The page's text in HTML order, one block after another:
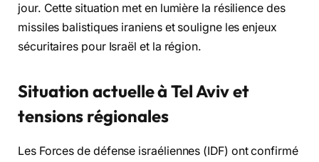
jour. Cette situation met en lumière la résilience des
missiles balistiques iraniens et souligne les enjeux
sécuritaires pour Israël et la région.
Situation actuelle à Tel Aviv et
tensions régionales
Les Forces de défense israéliennes (IDF) ont confirmé